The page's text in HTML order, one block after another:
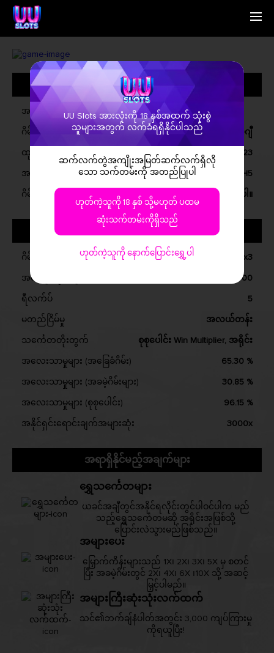
ကျွန်တော်ရှိသူမျာ
ဂိမ်းမျာ
သတင်းစာ
မြန်မာမိတ်ဆွေ
Traditional Chinese
Bangladesh
Phillipines
Hindi
Indonesia
Korean
Laos
Malay
Burmese
Nepali
Vietnam
အထွေထွေအမျိုးအစားမျာ
အမည်
ဂိမ်းအမျိုးအစား ဗီဒီယို အိုလ်ဂျီ
ထုတ်ရန် မေ, 2023
အဆက်တင်သွားပြီ ဝင်ဒို, iOS, အနိုင်ရိုက်, H5
ဂိမ်းရှင်းမှုရှိမှု အခမဲ့ကား, အခမဲ့ဂိမ်းဝယ်ပါ, အနိုင်ယူပါ။
ဂိမ်းအကြောင်
ဂိမ်းအမျိုးအစား 5x3
အလျော်လိုင်းများ 2000
ရီလက်ပ် 5
မတည်ငြိမ်မှု အလယ်တန်း
သင်္ကေတတိုးတွက် စုစုပေါင်း Win Multiplier, အရိုင်း
အလေးသာမှုများ (အခြေခံဂိမ်း) 65.30 %
အလေးသာမှုများ (အခမဲ့ဂိမ်းများ) 30.85 %
အလေးသာမှုများ (စုစုပေါင်း) 96.15 %
အနိုင်ရှင်းရောင်းချက်အများဆုံး 3000x
အရာရှိနိုင်မည့်အချက်များ
ရွှေသင်္ကေတများ
ယခင်အချီတွင်အနိုင်ရလိုင်းတွင်ပါဝင်ပါက မည်
သည့်ရွှေသင်္ကေတမဆို အရိုင်းအဖြစ်သို့
ပြောင်းလဲသွားမည်ဖြစ်သည်။
အများပေး
မြှောက်ကိန်းများသည် 1X၊ 2X၊ 3X၊ 5X မှ စတင်
ပြီး အခမဲ့ဂိမ်းတွင် 2X၊ 4X၊ 6X ၊10X သို့ အဆင့်
မြှင့်ပါမည်။
အများကြီးဆုံးသုံးလက်ထက်
သင်၏ဘက်ချ်နံပါတ်အတွင်း 3,000 ကျပ်ကြားမှု
ကိုရယူပြီး!
UU Slots အားလုံးကို 18 နှစ်အထက် သုံးစွဲ
သူများအတွက် လက်ခံရရှိနိုင်ပါသည်
ဆက်လက်တွဲအကျိုးအမြတ်ဆက်လက်ရှိလို
သော သက်တမ်းကို အတည်ပြုပါ
ဟုတ်ကဲ့သူကို 18 နှစ် သို့မဟုတ် ပထမ
ဆုံးသက်တမ်းကိုရှိသည်
ဟုတ်ကဲ့သူကို နောက်ပြောင်းရွှေ့ပါ